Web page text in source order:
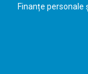
Finanțe personale